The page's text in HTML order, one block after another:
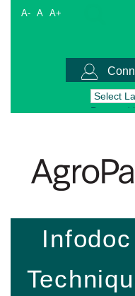
A- A A+
Powered